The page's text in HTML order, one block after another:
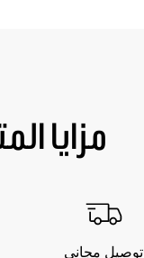
مزايا
توصيل مجاني